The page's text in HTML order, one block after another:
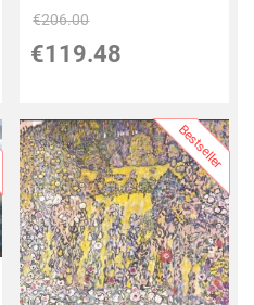
€206.00
€119.48
Bestseller